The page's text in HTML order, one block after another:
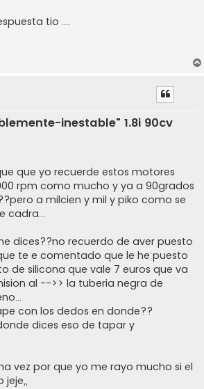
tio ....
inestable" 1.8i 90cv
que yo recuerde estos motores
rpm como mucho y ya a 90grados
a milcien y mil y piko como se
cadra...
dices??no recuerdo de aver puesto
te e comentado que le he puesto
de silicona que vale 7 euros que va
al -->> la tuberia negra de
con los dedos en donde??
dices eso de tapar y
vez por que yo me rayo mucho si el
jeje,,